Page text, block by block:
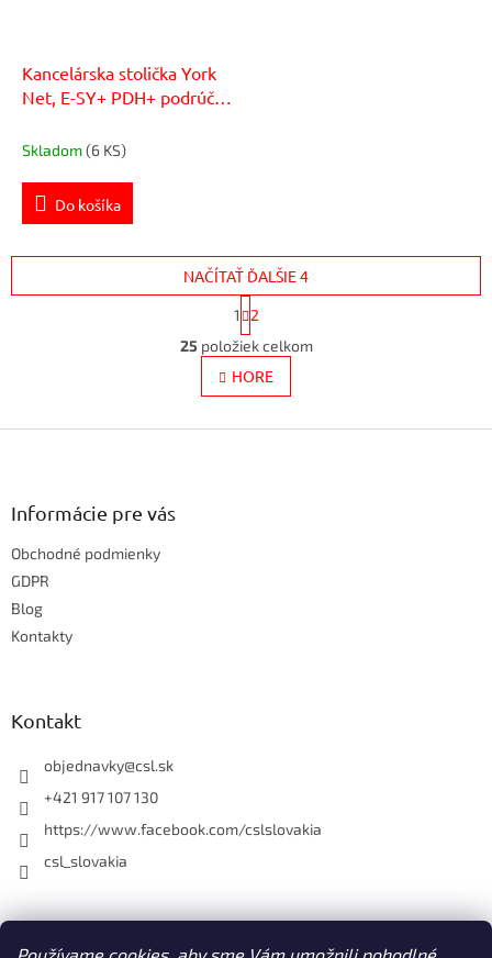
Kancelárska stolička York
Net, E-SY+ PDH+ podrúčky
Skladom(6 KS)
Do košíka
O
v
l
á
NAČÍTAŤ ĎALŠIE 4
S
t
r
á
n
k
v
1
2
25 položiek celkom
HORE
Z
Informácie pre vás
Obchodné podmienky
GDPR
Blog
Kontakty
Kontakt
objednavky@csl.sk
+421 917 107 130
https://www.facebook.com/cslslovakia
csl_slovakia
Facebook